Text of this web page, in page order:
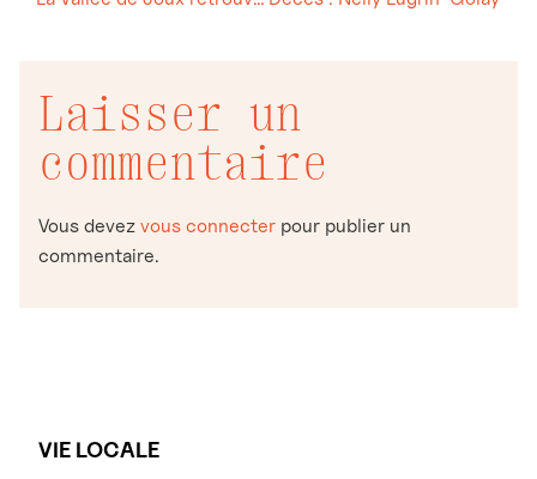
VIE LOCALE
Laisser un
commentaire
Vous devez vous connecter pour publier un
commentaire.